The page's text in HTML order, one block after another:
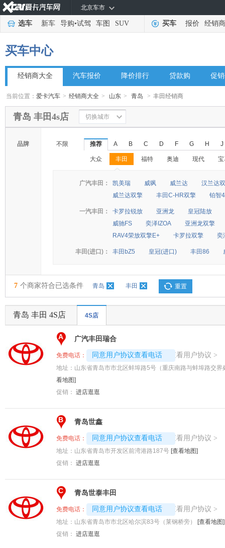
北京车市
选车 新车 导购•试驾 车图 SUV 买车 报价 经销商
买车中心
经销商大全 汽车报价 降价排行 贷款购 促
当前位置：爱卡汽车 > 经销商大全 > 山东 > 青岛 > 丰田经销商
青岛 丰田4s店 切换城市
品牌 不限 推荐 A B C D F G H J
大众 丰田 福特 奥迪 现代
◆
◆
广汽丰田： 凯美瑞 威飒 威兰达
汉兰达
威兰达双擎
丰田C-HR双擎 铂智
一汽丰田： 卡罗拉锐放 亚洲龙
皇冠陆放
威驰FS
奕泽IZOA
亚洲龙双擎
RAV4荣放双擎E+
卡罗拉双擎 奕
丰田(进口)： 丰田bZ5 皇冠(进口) 丰田86
7 个商家符合已选条件 青岛 丰田 重置
青岛 丰田 4S店 4S店
A 广汽丰田瑞合
免费电话： 同意用户协议查看电话
4008192707-8751 查看用户协议 >
地址： 山东省青岛市市北区蚌埠路5号（重庆南路与蚌埠路交界
看地图]
促销： 进店逛逛
B 青岛世鑫
免费电话： 同意用户协议查看电话
4008192717-6941 查看用户协议 >
地址： 山东省青岛市开发区前湾港路187号 [查看地图]
促销： 进店逛逛
C 青岛世泰丰田
免费电话： 同意用户协议查看电话
4008192717-2512 查看用户协议 >
地址： 山东省青岛市市北区哈尔滨83号（莱钢桥旁）
[查看地图]
促销： 进店逛逛